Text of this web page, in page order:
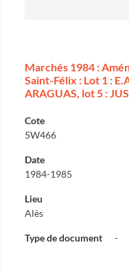
Marchés 1984 :
Saint-Félix : Lot 1 :
ARAGUAS, lot 5 :
Cote
5W466
Date
1984-1985
Lieu
Alès
Type de document -